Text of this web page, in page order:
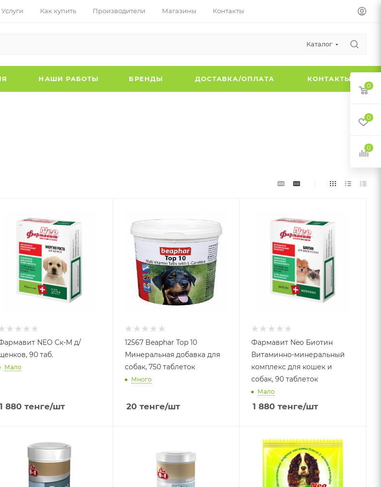
Услуги Как купить Производители Магазины Контакты
Каталог
НАШИ РАБОТЫ БРЕНДЫ ДОСТАВКА/ОПЛАТА КОНТАКТЫ
NEO Ск-М д/
90 таб.
Мало
1 880 тенге/шт
12567 Beaphar Top 10
Минеральная добавка для
собак, 750 таблеток
Много
20 тенге/шт
Фармавит Neo Биотин
Витаминно-минеральный
комплекс для кошек и
собак, 90 таблеток
Мало
1 880 тенге/шт
0
0
0